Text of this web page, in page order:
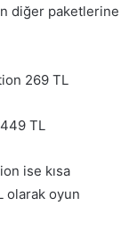
diğer paketlerine
269 TL
TL
ise kısa
olarak oyun